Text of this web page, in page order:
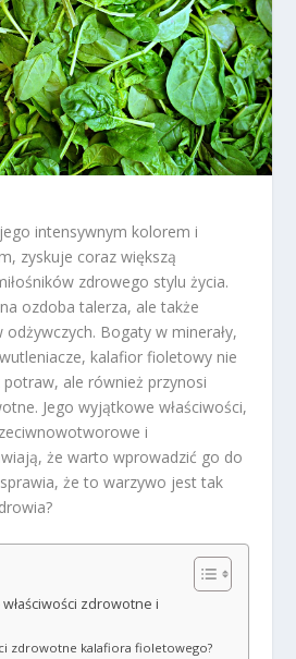
intensywnym kolorem i
zyskuje coraz większą
zdrowego stylu życia.
ozdoba talerza, ale także
odżywczych. Bogaty w minerały,
kalafior fioletowy nie
ale również przynosi
Jego wyjątkowe właściwości,
i
że warto wprowadzić go do
że to warzywo jest tak
zdrowotne i
zdrowotne kalafiora fioletowego?